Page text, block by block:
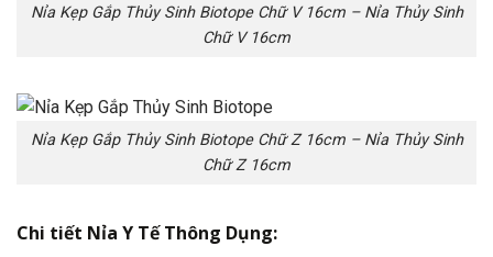
Nỉa Kẹp Gắp Thủy Sinh Biotope Chữ V 16cm – Nỉa Thủy Sinh
Chữ V 16cm
Nỉa Kẹp Gắp Thủy Sinh Biotope Chữ Z 16cm – Nỉa Thủy Sinh
Chữ Z 16cm
Chi tiết Nỉa Y Tế Thông Dụng: